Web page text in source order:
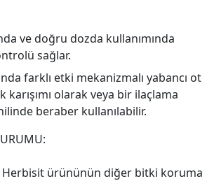
ve doğru dozda kullanımında
sağlar.
farklı etki mekanizmalı yabancı ot
karışımı olarak veya bir ilaçlama
beraber kullanılabilir.
Herbisit ürününün diğer bitki koruma